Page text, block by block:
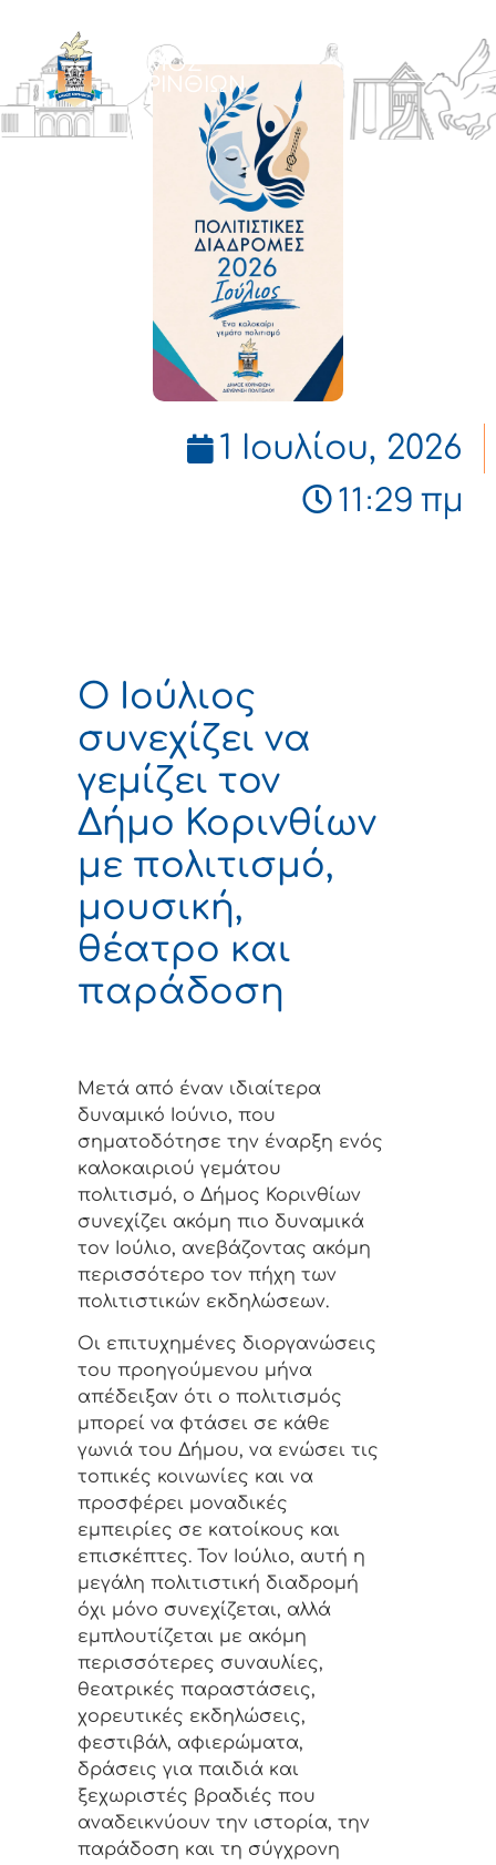
ΔΗΜΟΣ
ΚΟΡΙΝΘΙΩΝ
1 Ιουλίου, 2026
11:29 πμ
Ο Ιούλιος
συνεχίζει να
γεμίζει τον
Δήμο Κορινθίων
με πολιτισμό,
μουσική,
θέατρο και
παράδοση
Μετά από έναν ιδιαίτερα
δυναμικό Ιούνιο, που
σηματοδότησε την έναρξη ενός
καλοκαιριού γεμάτου
πολιτισμό, ο Δήμος Κορινθίων
συνεχίζει ακόμη πιο δυναμικά
τον Ιούλιο, ανεβάζοντας ακόμη
περισσότερο τον πήχη των
πολιτιστικών εκδηλώσεων.
Οι επιτυχημένες διοργανώσεις
του προηγούμενου μήνα
απέδειξαν ότι ο πολιτισμός
μπορεί να φτάσει σε κάθε
γωνιά του Δήμου, να ενώσει τις
τοπικές κοινωνίες και να
προσφέρει μοναδικές
εμπειρίες σε κατοίκους και
επισκέπτες. Τον Ιούλιο, αυτή η
μεγάλη πολιτιστική διαδρομή
όχι μόνο συνεχίζεται, αλλά
εμπλουτίζεται με ακόμη
περισσότερες συναυλίες,
θεατρικές παραστάσεις,
χορευτικές εκδηλώσεις,
φεστιβάλ, αφιερώματα,
δράσεις για παιδιά και
ξεχωριστές βραδιές που
αναδεικνύουν την ιστορία, την
παράδοση και τη σύγχρονη